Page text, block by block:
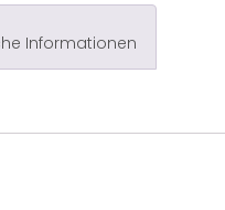
Informationen